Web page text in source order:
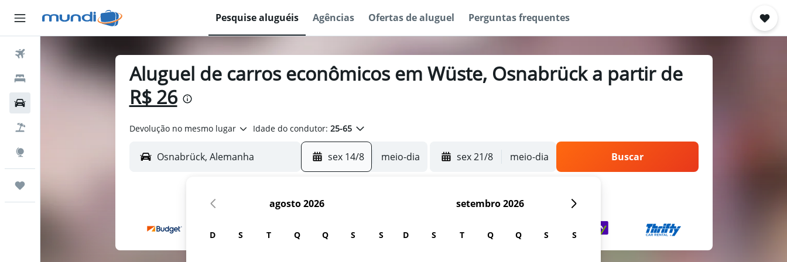
Pesquise aluguéis Agências Ofertas de aluguel Perguntas frequentes
Hospedagens
Aluguel de carros econômicos em Wüste, Osnabrück a partir de
R$ 26
Devolução no mesmo lugar Idade do condutor: 25-65
sex 14/8 meio-dia sex 21/8 meio-dia Buscar
agosto 2026
D S T Q Q S S
setembro 2026
D S T Q Q S S